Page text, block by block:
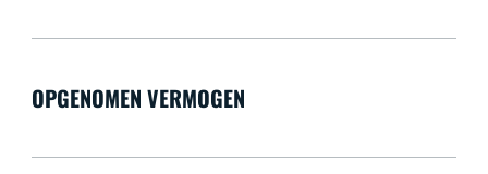
OPGENOMEN VERMOGEN